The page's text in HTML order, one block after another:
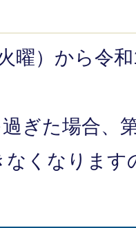
曜）から令
過ぎた場合、
くなります